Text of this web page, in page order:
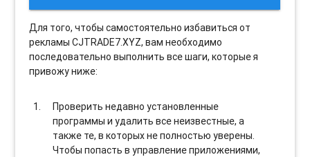
Для того, чтобы самостоятельно избавиться от
рекламы CJTRADE7.XYZ, вам необходимо
последовательно выполнить все шаги, которые я
привожу ниже:
Проверить недавно установленные
программы и удалить все неизвестные, а
также те, в которых не полностью уверены.
Чтобы попасть в управление приложениями,